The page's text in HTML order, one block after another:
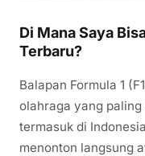
Di Mana Saya
Terbaru?
Balapan Formula 1
olahraga yang
termasuk di
menonton langsung